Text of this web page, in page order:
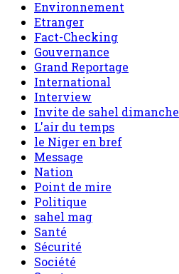
Environnement
Etranger
Fact-Checking
Gouvernance
Grand Reportage
International
Interview
Invite de sahel dimanche
L'air du temps
le Niger en bref
Message
Nation
Point de mire
Politique
sahel mag
Santé
Sécurité
Société